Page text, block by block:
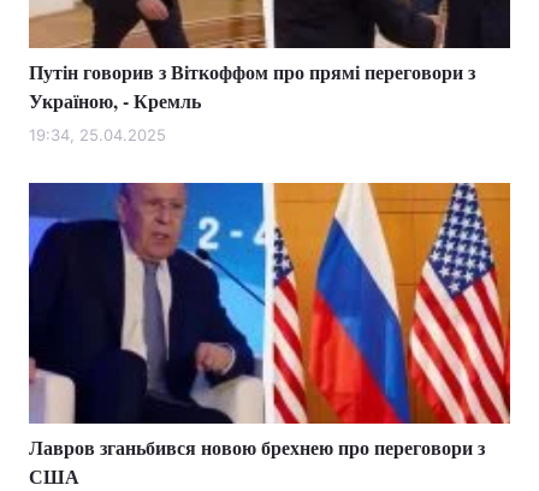
Путін говорив з Віткоффом про прямі переговори з
Україною, - Кремль
19:34, 25.04.2025
Лавров зганьбився новою брехнею про переговори з
США